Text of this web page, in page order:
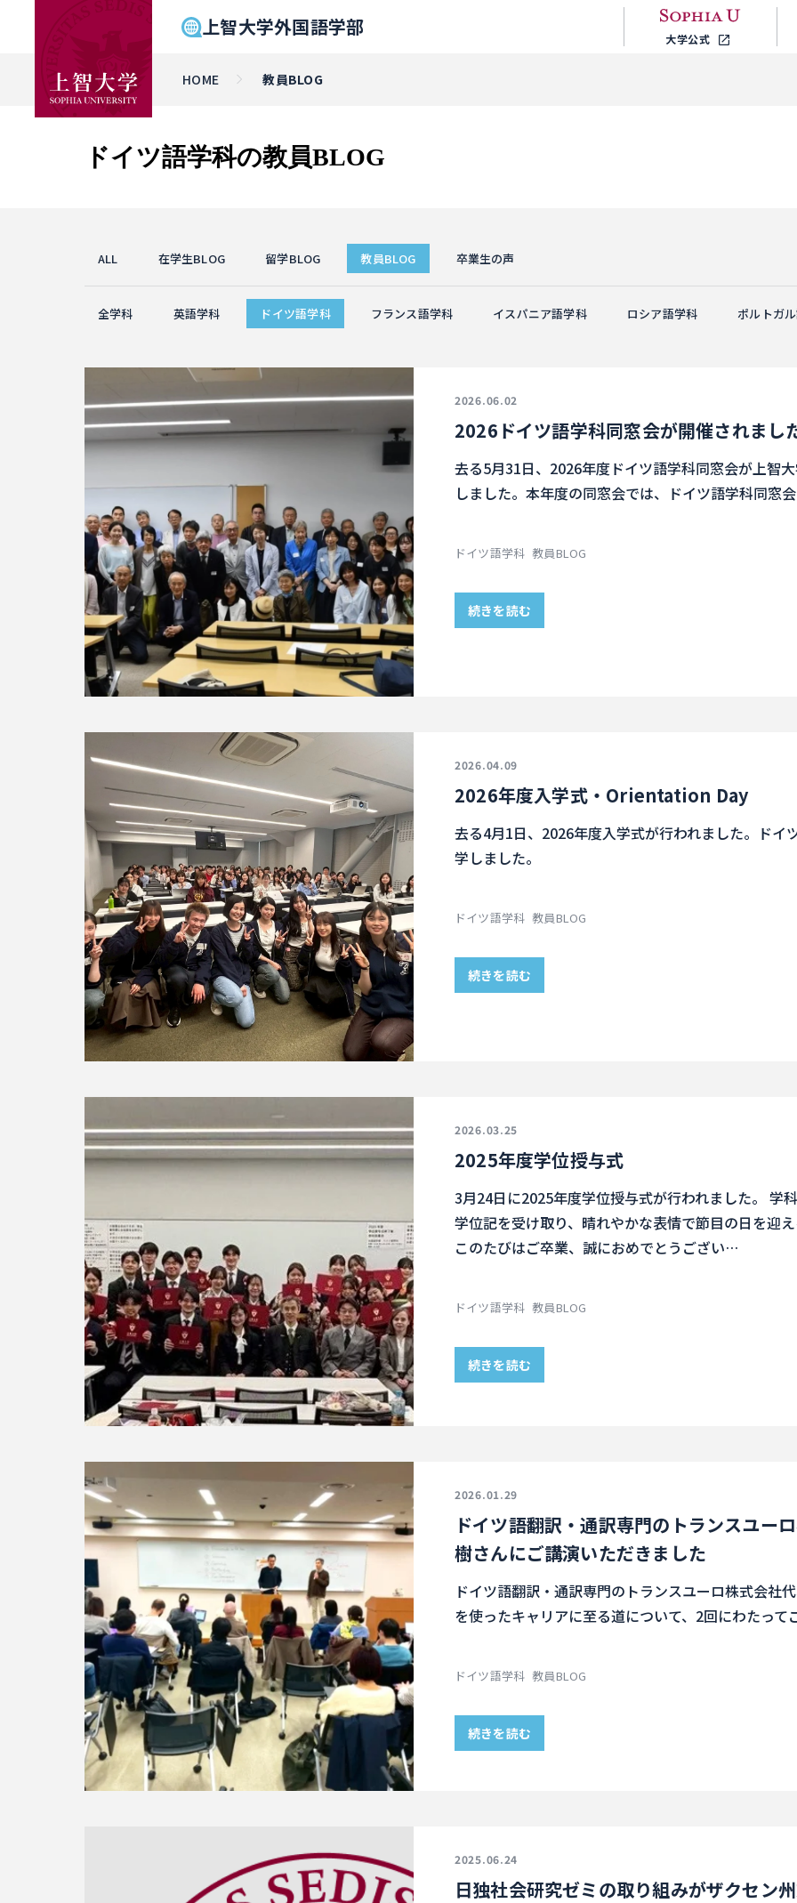
上智大学外国語学部 大学公式
HOME 教員BLOG
ドイツ語学科の教員BLOG
ALL 在学生BLOG 留学BLOG 教員BLOG 卒業生の声
全学科 英語学科 ドイツ語学科 フランス語学科 イスパニア語学科 ロシア語学科 ポルトガ
2026.06.02
2026ドイツ語学科同窓会が開催されまし
去る5月31日、2026年度ドイツ語学科同窓会が上智
しました。本年度の同窓会では、ドイツ語学科同窓
ドイツ語学科 教員BLOG
続きを読む
2026.04.09
2026年度入学式・Orientation Day
去る4月1日、2026年度入学式が行われました。ドイ
学しました。
ドイツ語学科 教員BLOG
続きを読む
2026.03.25
2025年度学位授与式
3月24日に2025年度学位授与式が行われました。 学
学位記を受け取り、晴れやかな表情で節目の日を迎
このたびはご卒業、誠におめでとうござい…
ドイツ語学科 教員BLOG
続きを読む
2026.01.29
ドイツ語翻訳・通訳専門のトランスユー
樹さんにご講演いただきました
ドイツ語翻訳・通訳専門のトランスユーロ株式会社
を使ったキャリアに至る道について、2回にわたって
ドイツ語学科 教員BLOG
続きを読む
2025.06.24
日独社会研究ゼミの取り組みがザクセン